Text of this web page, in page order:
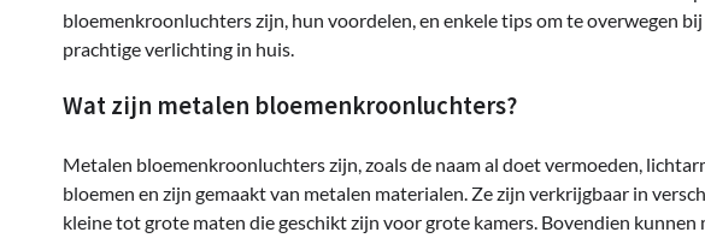
bloemenkroonluchters zijn, hun voordelen, en enkele tips om te overwegen
prachtige verlichting in huis.
Wat zijn metalen bloemenkroonluchters?
Metalen bloemenkroonluchters zijn, zoals de naam al doet vermoeden,
bloemen en zijn gemaakt van metalen materialen. Ze zijn verkrijgbaar in
kleine tot grote maten die geschikt zijn voor grote kamers. Bovendien